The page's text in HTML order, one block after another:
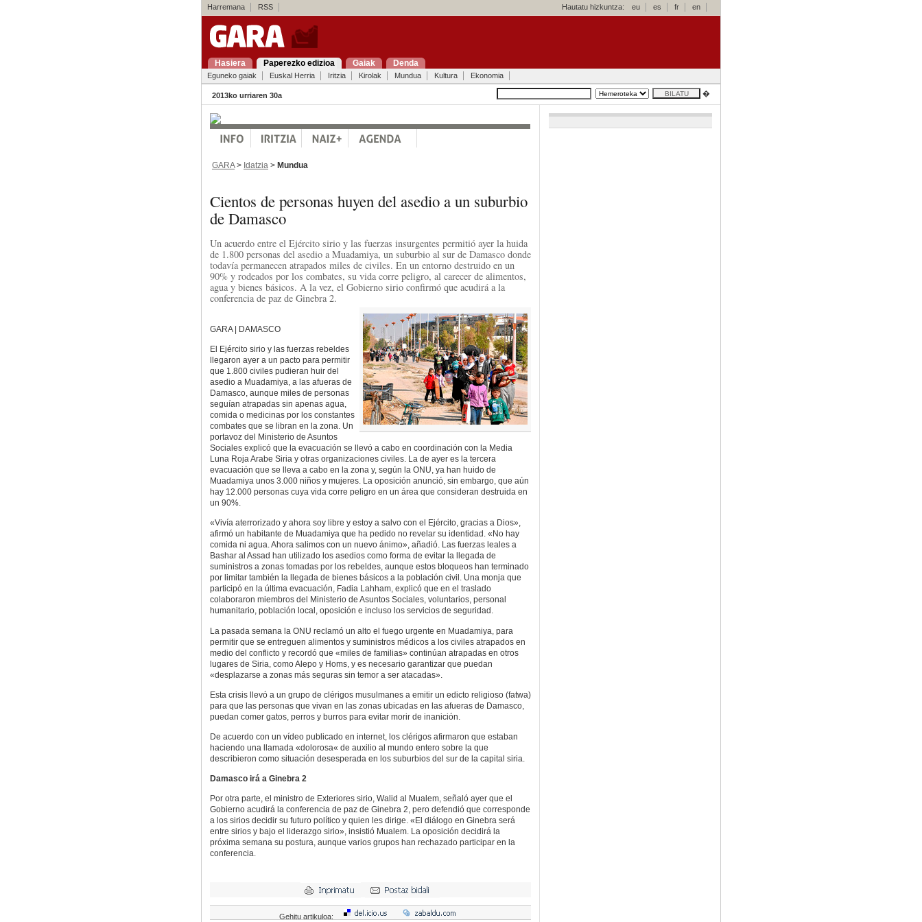
Harremana RSS Hautatu hizkuntza: eu es fr en
Hasiera Paperezko edizioa Gaiak Denda
Eguneko gaiak Euskal Herria Iritzia Kirolak Mundua Kultura Ekonomia
2013ko urriaren 30a �
GARA> Idatzia > Mundua
Cientos de personas huyen del asedio a un suburbio
de Damasco
Un acuerdo entre el Ejército sirio y las fuerzas insurgentes permitió ayer la huida
de 1.800 personas del asedio a Muadamiya, un suburbio al sur de Damasco donde
todavía permanecen atrapados miles de civiles. En un entorno destruido en un
90% y rodeados por los combates, su vida corre peligro, al carecer de alimentos,
agua y bienes básicos. A la vez, el Gobierno sirio confirmó que acudirá a la
conferencia de paz de Ginebra 2.
GARA | DAMASCO
El Ejército sirio y las fuerzas rebeldes
llegaron ayer a un pacto para permitir
que 1.800 civiles pudieran huir del
asedio a Muadamiya, a las afueras de
Damasco, aunque miles de personas
seguían atrapadas sin apenas agua,
comida o medicinas por los constantes
combates que se libran en la zona. Un
portavoz del Ministerio de Asuntos
Sociales explicó que la evacuación se llevó a cabo en coordinación con la Media
Luna Roja Arabe Siria y otras organizaciones civiles. La de ayer es la tercera
evacuación que se lleva a cabo en la zona y, según la ONU, ya han huido de
Muadamiya unos 3.000 niños y mujeres. La oposición anunció, sin embargo, que aún
hay 12.000 personas cuya vida corre peligro en un área que consideran destruida en
un 90%.
«Vivía aterrorizado y ahora soy libre y estoy a salvo con el Ejército, gracias a Dios»,
afirmó un habitante de Muadamiya que ha pedido no revelar su identidad. «No hay
comida ni agua. Ahora salimos con un nuevo ánimo», añadió. Las fuerzas leales a
Bashar al Assad han utilizado los asedios como forma de evitar la llegada de
suministros a zonas tomadas por los rebeldes, aunque estos bloqueos han terminado
por limitar también la llegada de bienes básicos a la población civil. Una monja que
participó en la última evacuación, Fadia Lahham, explicó que en el traslado
colaboraron miembros del Ministerio de Asuntos Sociales, voluntarios, personal
humanitario, población local, oposición e incluso los servicios de seguridad.
La pasada semana la ONU reclamó un alto el fuego urgente en Muadamiya, para
permitir que se entreguen alimentos y suministros médicos a los civiles atrapados en
medio del conflicto y recordó que «miles de familias» continúan atrapadas en otros
lugares de Siria, como Alepo y Homs, y es necesario garantizar que puedan
«desplazarse a zonas más seguras sin temor a ser atacadas».
Esta crisis llevó a un grupo de clérigos musulmanes a emitir un edicto religioso (fatwa)
para que las personas que vivan en las zonas ubicadas en las afueras de Damasco,
puedan comer gatos, perros y burros para evitar morir de inanición.
De acuerdo con un vídeo publicado en internet, los clérigos afirmaron que estaban
haciendo una llamada «dolorosa« de auxilio al mundo entero sobre la que
describieron como situación desesperada en los suburbios del sur de la capital siria.
Damasco irá a Ginebra 2
Por otra parte, el ministro de Exteriores sirio, Walid al Mualem, señaló ayer que el
Gobierno acudirá la conferencia de paz de Ginebra 2, pero defendió que corresponde
a los sirios decidir su futuro político y quien les dirige. «El diálogo en Ginebra será
entre sirios y bajo el liderazgo sirio», insistió Mualem. La oposición decidirá la
próxima semana su postura, aunque varios grupos han rechazado participar en la
conferencia.
Gehitu artikuloa: